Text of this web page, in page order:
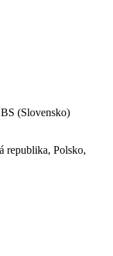
(Slovensko)
republika, Polsko,